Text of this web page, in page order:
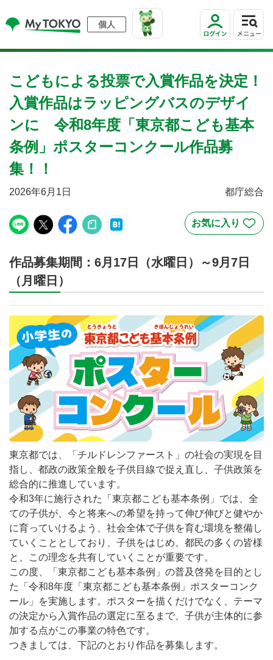
個人
こどもによる投票で入賞作品を決定！
入賞作品はラッピングバスのデザイ
ンに 令和8年度「東京都こども基本
条例」ポスターコンクール作品募
集！！
2026年6月1日 都庁総合
作品募集期間：6月17日（水曜日）～9月7日
（月曜日）
東京都では、「チルドレンファースト」の社会の実現を目
指し、都政の政策全般を子供目線で捉え直し、子供政策を
総合的に推進しています。
令和3年に施行された「東京都こども基本条例」では、全
ての子供が、今と将来への希望を持って伸び伸びと健やか
に育っていけるよう、社会全体で子供を育む環境を整備し
ていくこととしており、子供をはじめ、都民の多くの皆様
と、この理念を共有していくことが重要です。
この度、「東京都こども基本条例」の普及啓発を目的とし
た「令和8年度「東京都こども基本条例」ポスターコンク
ール」を実施します。ポスターを描くだけでなく、テーマ
の決定から入賞作品の選定に至るまで、子供が主体的に参
加する点がこの事業の特色です。
つきましては、下記のとおり作品を募集します。